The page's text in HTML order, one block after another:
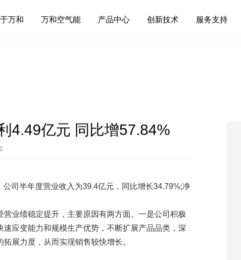
万和 万和空气能 产品中心 创新技术 服务支持
4.49亿元 同比增57.84%
司半年度营业收入为39.4亿元，同比增长34.79%;净
业绩稳定提升，主要原因有两方面。一是公司积极
应变能力和规模生产优势，不断扩展产品品类，深
展力度，从而实现销售较快增长。